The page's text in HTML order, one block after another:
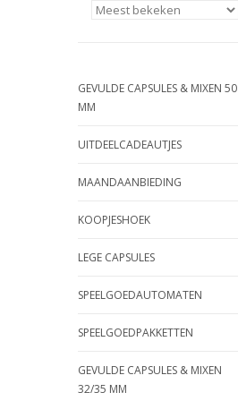
GEVULDE CAPSULES & MIXEN 50
MM
UITDEELCADEAUTJES
MAANDAANBIEDING
KOOPJESHOEK
LEGE CAPSULES
SPEELGOEDAUTOMATEN
SPEELGOEDPAKKETTEN
GEVULDE CAPSULES & MIXEN
32/35 MM